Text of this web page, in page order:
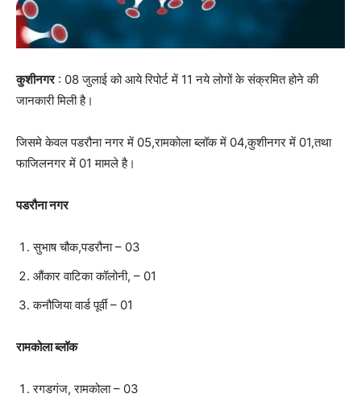
कुशीनगर: 08 जुलाई को आये रिपोर्ट में 11 नये लोगों के संक्रमित होने की
जानकारी मिली है।
जिसमे केवल पडरौना नगर में 05,रामकोला ब्लॉक में 04,कुशीनगर में 01,तथा
फाजिलनगर में 01 मामले है।
पडरौना नगर
सुभाष चौक,पडरौना – 03
औंकार वाटिका कॉलोनी, – 01
कनौजिया वार्ड पूर्वी – 01
रामकोला ब्लॉक
रगडगंज, रामकोला – 03